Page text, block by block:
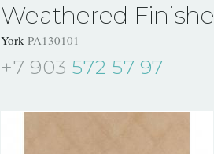
Weathered Finishes
York PA130101
+7 903 572 57 97